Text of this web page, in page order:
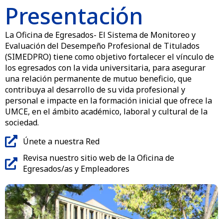
Presentación
La Oficina de Egresados- El Sistema de Monitoreo y
Evaluación del Desempeño Profesional de Titulados
(SIMEDPRO) tiene como objetivo fortalecer el vínculo de
los egresados con la vida universitaria, para asegurar
una relación permanente de mutuo beneficio, que
contribuya al desarrollo de su vida profesional y
personal e impacte en la formación inicial que ofrece la
UMCE, en el ámbito académico, laboral y cultural de la
sociedad.
Únete a nuestra Red
Revisa nuestro sitio web de la Oficina de
Egresados/as y Empleadores